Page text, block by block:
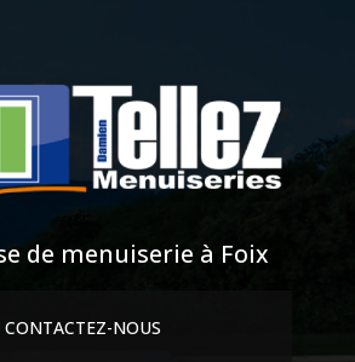
de menuiserie à Foix
CONTACTEZ-NOUS